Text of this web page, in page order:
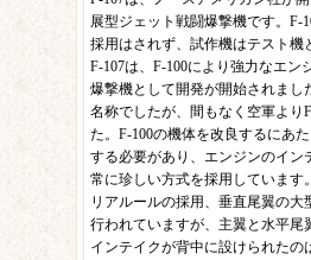
展型ジェット戦闘爆撃機です。F-
採用はされず、試作機はテスト機
F-107は、F-100により強力なエン
爆撃機として開発が開始されまし
名称でしたが、間もなく空軍より
た。F-100の機体を改良するにあ
する必要があり、エンジンのイン
常に珍しい方式を採用しています
リアルールの採用、垂直尾翼の
行われていますが、主翼と水平尾
インテイクが背中に設けられたの